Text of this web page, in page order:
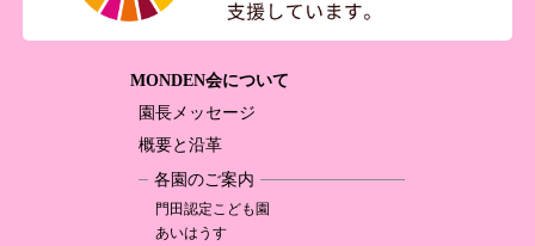
MONDEN会について
園長メッセージ
概要と沿革
各園のご案内
門田認定 こども園
あいはうす